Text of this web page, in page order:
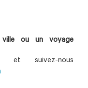
ou un voyage
et suivez-nous